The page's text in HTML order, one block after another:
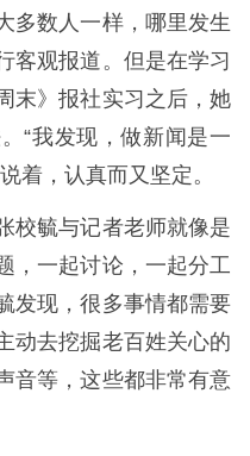
多数人一样，哪里发生
客观报道。但是在学习
末》报社实习之后，她
“我发现，做新闻是一
着，认真而又坚定。
校毓与记者老师就像是
，一起讨论，一起分工
发现，很多事情都需要
动去挖掘老百姓关心的
音等，这些都非常有意